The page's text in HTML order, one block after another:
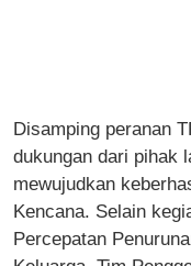
Disamping peranan
dukungan dari pihak
mewujudkan
Kencana. Selain
Percepatan